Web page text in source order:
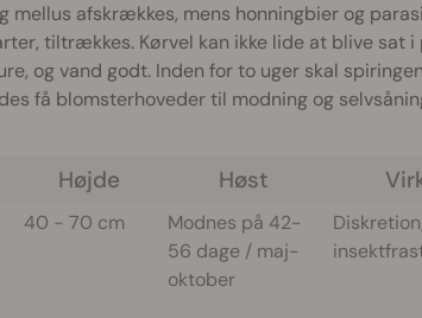
mellus afskrækkes, mens honningbier og
tiltrækkes. Kørvel kan ikke lide at blive sat
og vand godt. Inden for to uger skal
få blomsterhoveder til modning og
Højde Høst
40 - 70 cm
Modnes på 42-
56 dage / maj-
oktober
Diskretion,